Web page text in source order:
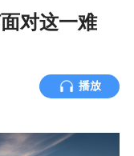
对这一难
播放